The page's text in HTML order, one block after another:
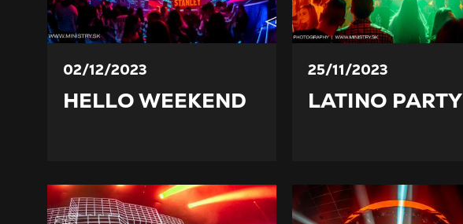
02/12/2023
HELLO WEEKEND
25/11/2023
LATINO PARTY